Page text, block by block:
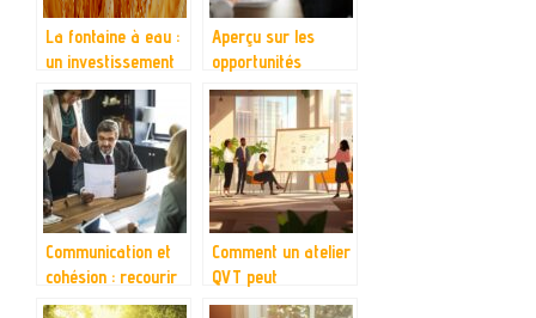
La fontaine à eau :
un investissement
intéressant pour
l’entreprise
Aperçu sur les
opportunités
d’affaires au Togo
Communication et
cohésion : recourir
à un manager de
Comment un atelier
QVT peut
transformer votre